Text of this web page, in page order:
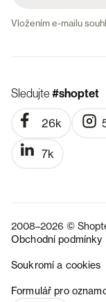
Vložením e-mailu
Sledujte#shoptet
26k
7k
2008–2026 ©
Obchodní podmínky
Soukromí a cookies
Formulář pro